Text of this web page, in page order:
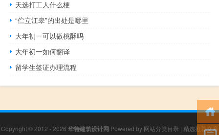
天选打工人什么梗
“伫立江皋”的出处是哪里
大年初一可以做桃酥吗
大年初一如何翻译
留学生签证办理流程
Copyright © 2012 - 2026 华特建筑设计网 Powered by 网站分类目录 | 精选推荐文章